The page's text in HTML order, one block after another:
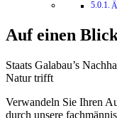
Auf einen
Staats Galabau’s
Natur trifft
Verwandeln Sie Ihren
durch unsere